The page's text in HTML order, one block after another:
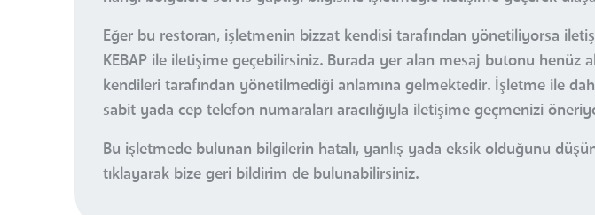
Eğer bu restoran, işletmenin bizzat kendisi tarafından yönetiliyorsa
KEBAP ile iletişime geçebilirsiniz. Burada yer alan mesaj butonu
kendileri tarafından yönetilmediği anlamına gelmektedir. İşletme ile
sabit yada cep telefon numaraları aracılığıyla iletişime geçmenizi
Bu işletmede bulunan bilgilerin hatalı, yanlış yada eksik olduğunu
tıklayarak bize geri bildirim de bulunabilirsiniz.